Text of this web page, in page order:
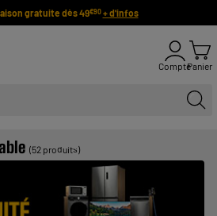
gratuite dès 49€90 + d'infos
ComptePanier
(52 produits)